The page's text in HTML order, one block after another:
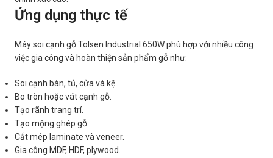
Ứng dụng thực tế
Máy soi cạnh gỗ Tolsen Industrial 650W phù hợp với nhiều công
việc gia công và hoàn thiện sản phẩm gỗ như:
Soi cạnh bàn, tủ, cửa và kệ.
Bo tròn hoặc vát cạnh gỗ.
Tạo rãnh trang trí.
Tạo mộng ghép gỗ.
Cắt mép laminate và veneer.
Gia công MDF, HDF, plywood.